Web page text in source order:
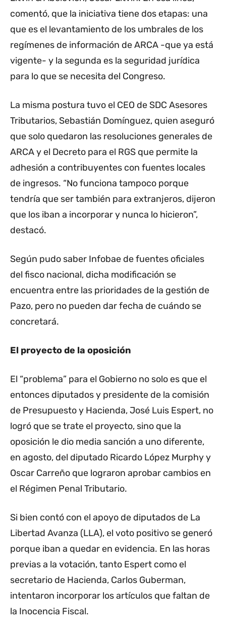
comentó, que la iniciativa tiene dos etapas: una
que es el levantamiento de los umbrales de los
regímenes de información de ARCA -que ya está
vigente- y la segunda es la seguridad jurídica
para lo que se necesita del Congreso.
La misma postura tuvo el CEO de SDC Asesores
Tributarios, Sebastián Domínguez, quien aseguró
que solo quedaron las resoluciones generales de
ARCA y el Decreto para el RGS que permite la
adhesión a contribuyentes con fuentes locales
de ingresos. “No funciona tampoco porque
tendría que ser también para extranjeros, dijeron
que los iban a incorporar y nunca lo hicieron”,
destacó.
Según pudo saber Infobae de fuentes oficiales
del fisco nacional, dicha modificación se
encuentra entre las prioridades de la gestión de
Pazo, pero no pueden dar fecha de cuándo se
concretará.
El proyecto de la oposición
El “problema” para el Gobierno no solo es que el
entonces diputados y presidente de la comisión
de Presupuesto y Hacienda, José Luis Espert, no
logró que se trate el proyecto, sino que la
oposición le dio media sanción a uno diferente,
en agosto, del diputado Ricardo López Murphy y
Oscar Carreño que lograron aprobar cambios en
el Régimen Penal Tributario.
Si bien contó con el apoyo de diputados de La
Libertad Avanza (LLA), el voto positivo se generó
porque iban a quedar en evidencia. En las horas
previas a la votación, tanto Espert como el
secretario de Hacienda, Carlos Guberman,
intentaron incorporar los artículos que faltan de
la Inocencia Fiscal.